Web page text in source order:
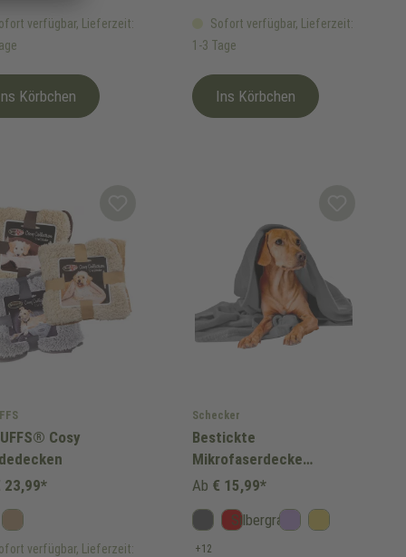
verfügbar, Lieferzeit:
Körbchen
Sofort verfügbar, Lieferzeit:
1-3 Tage
Ins Körbchen
Cosy
verfügbar, Lieferzeit:
Caramel Brown
23,99*
Schecker
Bestickte
Mikrofaserdecke
Premium
Anthrazit
Rot
Silbergrau
Lavendel
Senf
+12
Ab € 15,99*